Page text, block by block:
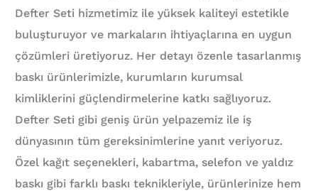
Defter Seti hizmetimiz ile yüksek kaliteyi estetikle
buluşturuyor ve markaların ihtiyaçlarına en uygun
çözümleri üretiyoruz. Her detayı özenle tasarlanmış
baskı ürünlerimizle, kurumların kurumsal
kimliklerini güçlendirmelerine katkı sağlıyoruz.
Defter Seti gibi geniş ürün yelpazemiz ile iş
dünyasının tüm gereksinimlerine yanıt veriyoruz.
Özel kağıt seçenekleri, kabartma, selefon ve yaldız
baskı gibi farklı baskı teknikleriyle, ürünlerinize hem